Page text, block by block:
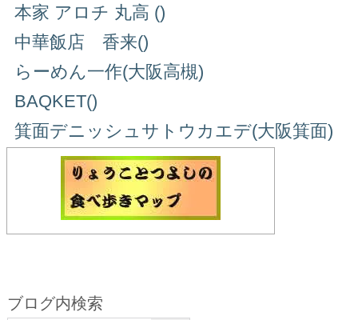
本家 アロチ 丸高 ()
中華飯店 香来()
らーめん一作(大阪高槻)
BAQKET()
箕面デニッシュサトウカエデ(大阪箕面)
ブログ内検索